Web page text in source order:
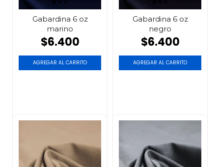
Gabardina 6 oz
marino
$6.400
AGREGAR AL CARRITO
Gabardina 6 oz
negro
$6.400
AGREGAR AL CARRITO